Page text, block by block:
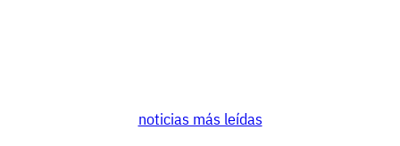
noticias más leídas